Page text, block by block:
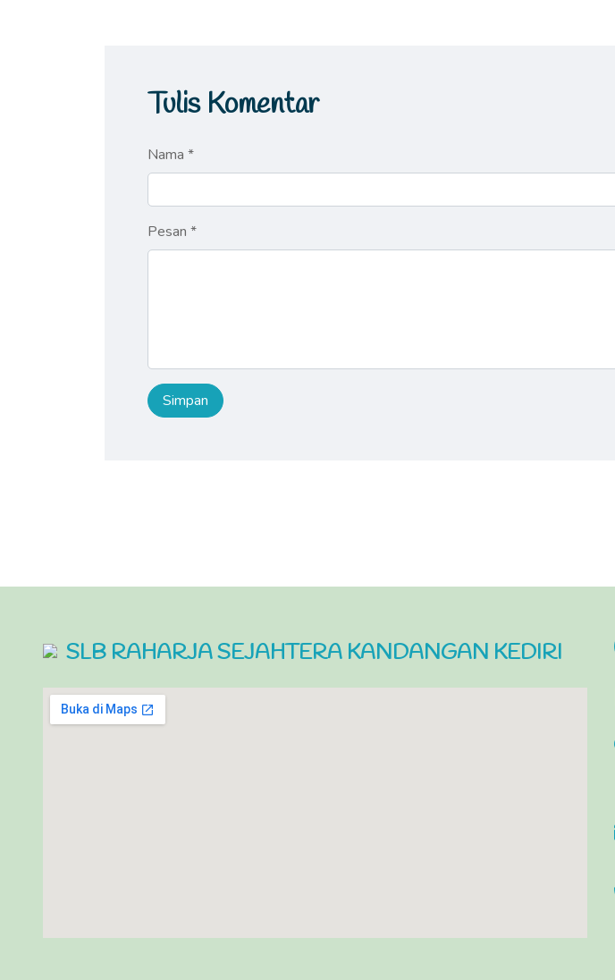
Tulis Komentar
Nama *
Pesan *
SLB RAHARJA SEJAHTERA KANDANGAN KEDIRI